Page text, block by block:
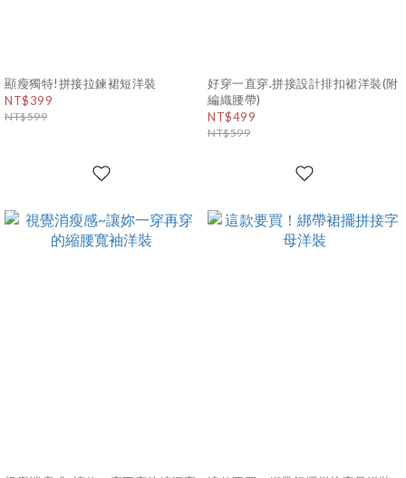
顯瘦獨特!拼接拉鍊裙短洋裝
NT$399
NT$599
好穿一直穿.拼接設計排扣裙洋裝(附
編織腰帶)
NT$499
NT$599